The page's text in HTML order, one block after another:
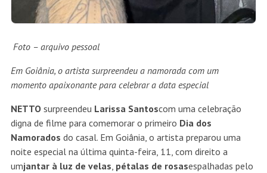
Foto – arquivo pessoal
Em Goiânia, o artista surpreendeu a namorada com um
momento apaixonante para celebrar a data especial
NETTO surpreendeu Larissa Santoscom uma celebração
digna de filme para comemorar o primeiro Dia dos
Namorados do casal. Em Goiânia, o artista preparou uma
noite especial na última quinta-feira, 11, com direito a
umjantar à luz de velas, pétalas de rosasespalhadas pelo